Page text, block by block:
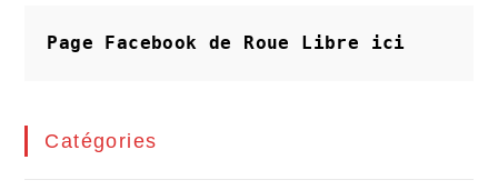
Et
Pervers
Page Facebook de Roue Libre ici
Catégories